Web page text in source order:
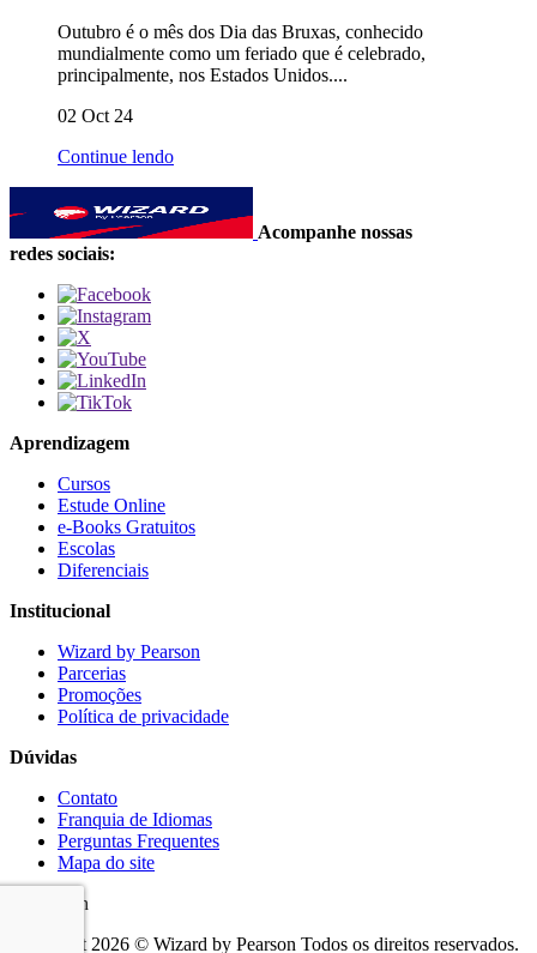
Outubro é o mês dos Dia das Bruxas, conhecido
mundialmente como um feriado que é celebrado,
principalmente, nos Estados Unidos....
02 Oct 24
Continue lendo
Acompanhe nossas
redes sociais:
Aprendizagem
Cursos
Estude Online
e-Books Gratuitos
Escolas
Diferenciais
Institucional
Wizard by Pearson
Parcerias
Promoções
Política de privacidade
Dúvidas
Contato
Franquia de Idiomas
Perguntas Frequentes
Mapa do site
Copyright 2026 © Wizard by Pearson Todos os direitos reservados.